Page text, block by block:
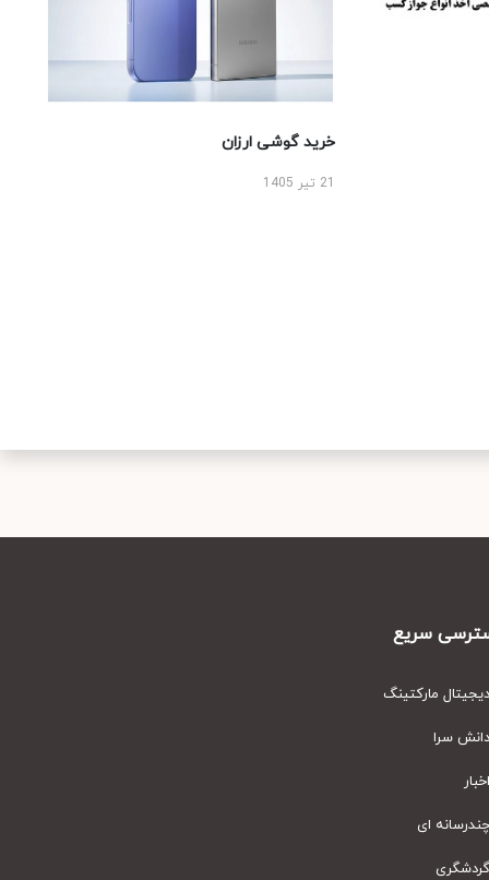
خرید گوشی ارزان
سریع
مارکتینگ
سرا
ای